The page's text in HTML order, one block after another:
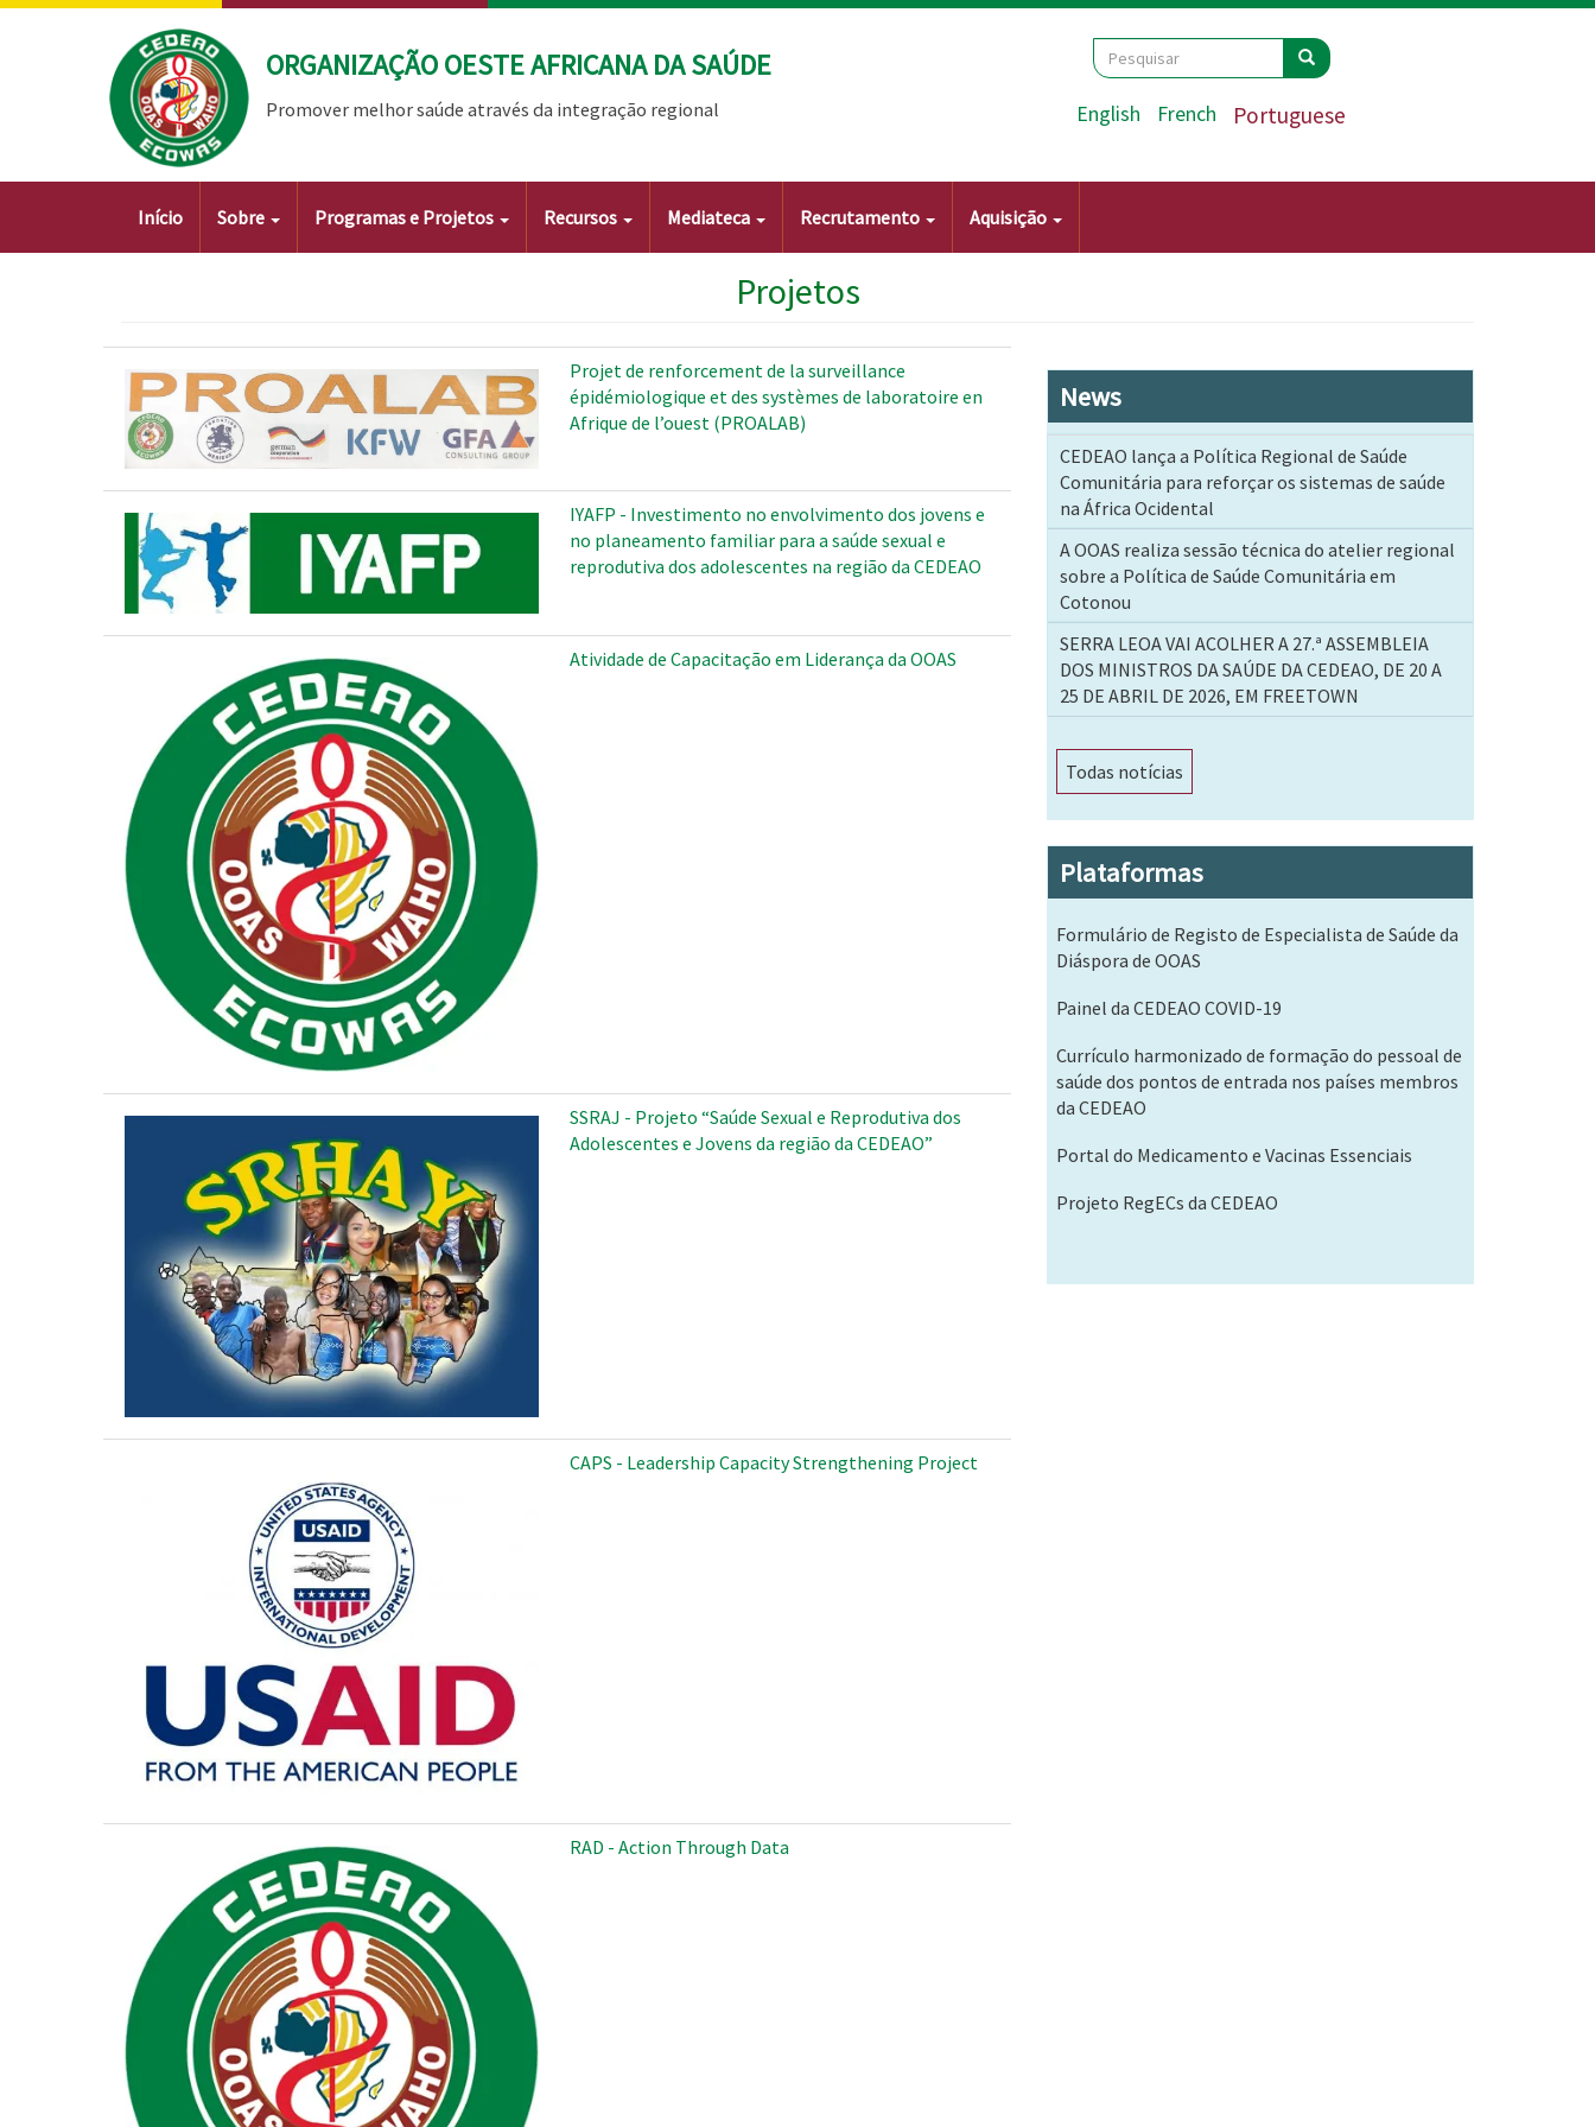
Passar
ORGANIZAÇÃO OESTE AFRICANA DA SAÚDE
Promover melhor saúde através da integração regional
Search
Pesquisar Pesquisar
English French Portuguese
Main
Início Sobre Programas e Projetos Recursos Mediateca Recrutamento Aquisição
Projetos
Projet de renforcement de la surveillance
épidémiologique et des systèmes de laboratoire en
Afrique de l’ouest (PROALAB)
IYAFP - Investimento no envolvimento dos jovens e
no planeamento familiar para a saúde sexual e
reprodutiva dos adolescentes na região da CEDEAO
Atividade de Capacitação em Liderança da OOAS
SSRAJ - Projeto “Saúde Sexual e Reprodutiva dos
Adolescentes e Jovens da região da CEDEAO”
CAPS - Leadership Capacity Strengthening Project
RAD - Action Through Data
News
CEDEAO lança a Política Regional de Saúde
Comunitária para reforçar os sistemas de saúde
na África Ocidental
A OOAS realiza sessão técnica do atelier regional
sobre a Política de Saúde Comunitária em
Cotonou
SERRA LEOA VAI ACOLHER A 27.ª ASSEMBLEIA
DOS MINISTROS DA SAÚDE DA CEDEAO, DE 20 A
25 DE ABRIL DE 2026, EM FREETOWN
Todas notícias
Plataformas
Formulário de Registo de Especialista de Saúde da
Diáspora de OOAS
Painel da CEDEAO COVID-19
Currículo harmonizado de formação do pessoal de
saúde dos pontos de entrada nos países membros
da CEDEAO
Portal do Medicamento e Vacinas Essenciais
Projeto RegECs da CEDEAO